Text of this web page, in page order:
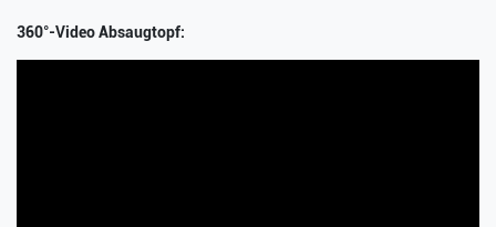
360°-Video Absaugtopf: